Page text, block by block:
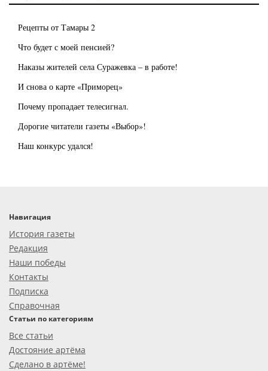
Рецепты от Тамары 2
Что будет с моей пенсией?
Наказы жителей села Суражевка – в работе!
И снова о карте «Приморец»
Почему пропадает телесигнал.
Дорогие читатели газеты «Выбор»!
Наш конкурс удался!
Навигация
История газеты
Редакция
Наши победы
Контакты
Подписка
Справочная
Статьи по категориям
Все статьи
Достояние артёма
Сделано в артёме!